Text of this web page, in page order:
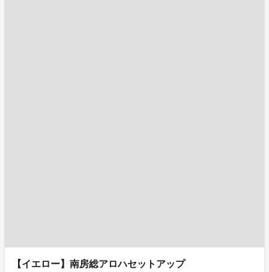
【イエロー】南房総アロハセットアップ